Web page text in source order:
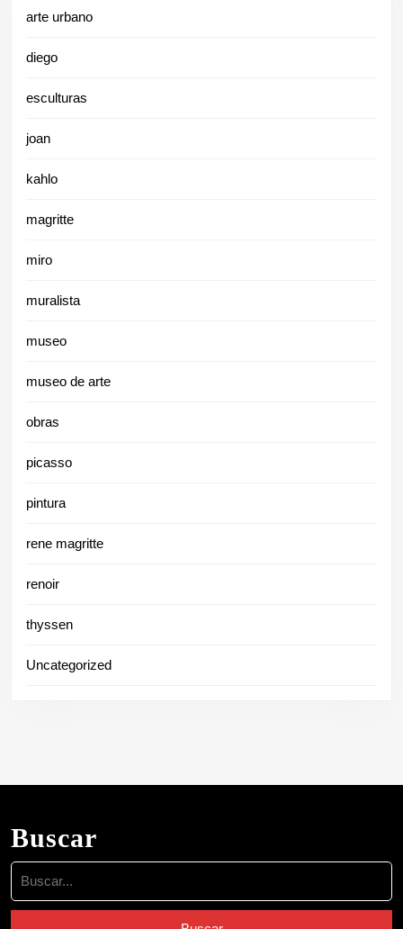
arte urbano
diego
esculturas
joan
kahlo
magritte
miro
muralista
museo
museo de arte
obras
picasso
pintura
rene magritte
renoir
thyssen
Uncategorized
Buscar
Buscar: